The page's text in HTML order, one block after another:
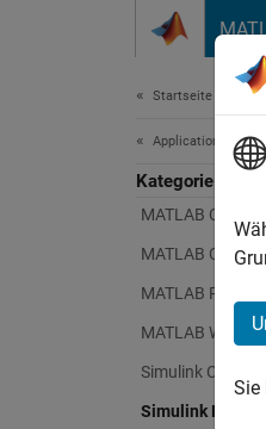
Startseite der
Application
Kategorie
MATLAB Compiler
MATLAB
MATLAB
MATLAB Web
Simulink Compiler
Simulink FMU
Sie